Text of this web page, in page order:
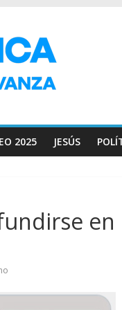
2025 JESÚS
en